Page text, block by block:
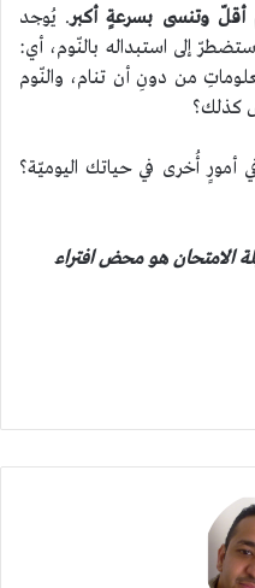
وتنسى بسرعةٍ أكبر. يُوجد
إلى استبداله بالنّوم، أي:
من دونِ أن تنام، والنّوم
كذلك؟
أُخرى في حياتك اليوميّة؟
الامتحان هو محض افتراء